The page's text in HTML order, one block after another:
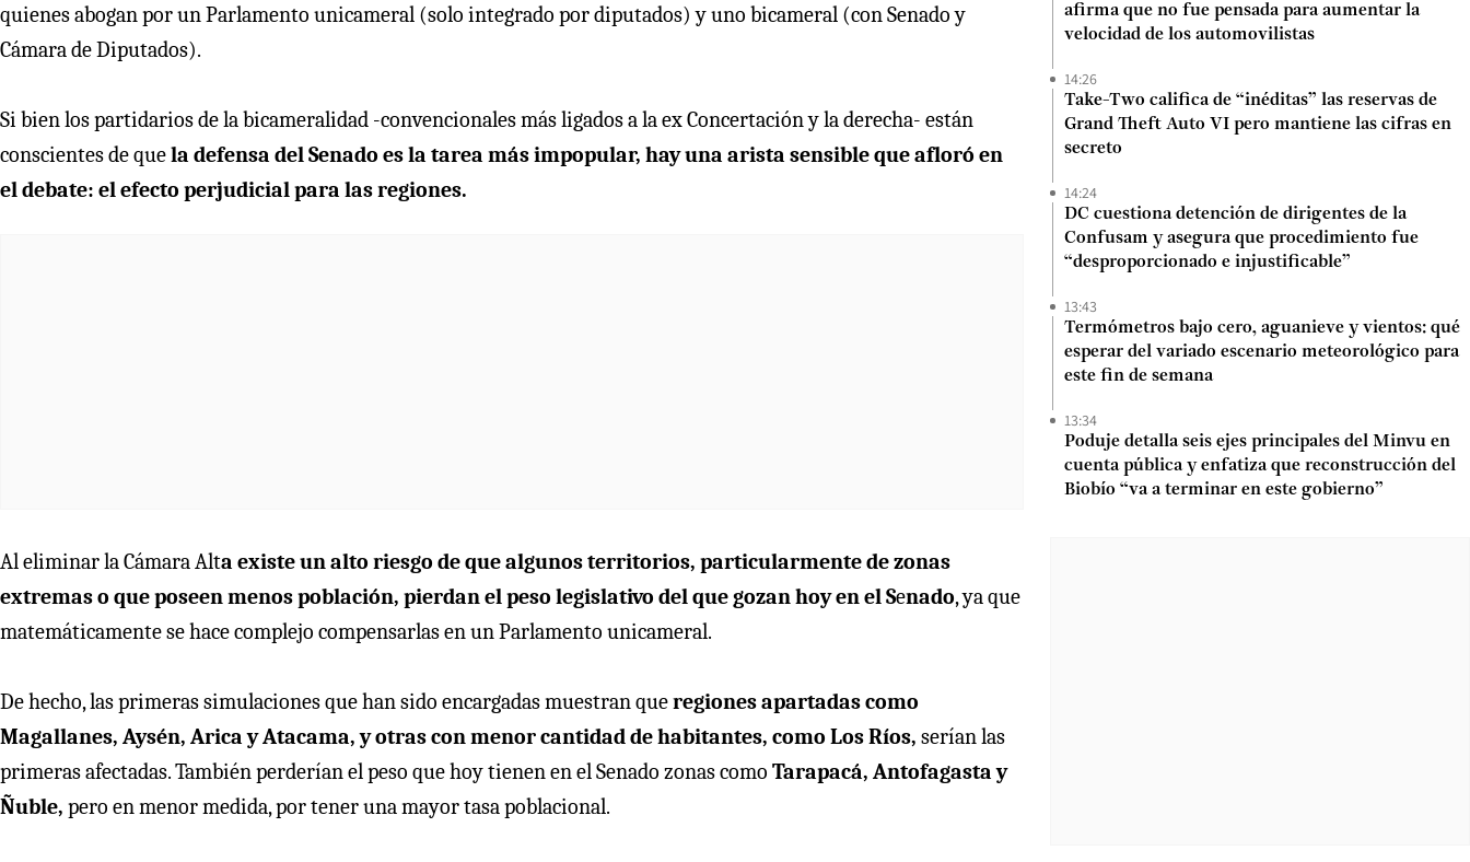
quienes abogan por un Parlamento unicameral (solo integrado por diputados) y uno bicameral (con Senado y
Cámara de Diputados).
Si bien los partidarios de la bicameralidad -convencionales más ligados a la ex Concertación y la derecha- están
conscientes de quela defensa del Senado es la tarea más impopular, hay una arista sensible que afloró en
el debate: el efecto perjudicial para las regiones.
Al eliminar la Cámara Alta existe un alto riesgo de que algunos territorios, particularmente de zonas
extremas o que poseen menos población, pierdan el peso legislativo del que gozan hoy en el Senado, ya que
matemáticamente se hace complejo compensarlas en un Parlamento unicameral.
De hecho, las primeras simulaciones que han sido encargadas muestran queregiones apartadas como
Magallanes, Aysén, Arica y Atacama, y otras con menor cantidad de habitantes, como Los Ríos, serían las
primeras afectadas. También perderían el peso que hoy tienen en el Senado zonas como Tarapacá, Antofagasta y
Ñuble, pero en menor medida, por tener una mayor tasa poblacional.
afirma que no fue pensada para aumentar la
velocidad de los automovilistas
14:26
Take-Two califica de “inéditas” las reservas de
Grand Theft Auto VI pero mantiene las cifras en
secreto
14:24
DC cuestiona detención de dirigentes de la
Confusam y asegura que procedimiento fue
“desproporcionado e injustificable”
13:43
Termómetros bajo cero, aguanieve y vientos: qué
esperar del variado escenario meteorológico para
este fin de semana
13:34
Poduje detalla seis ejes principales del Minvu en
cuenta pública y enfatiza que reconstrucción del
Biobío “va a terminar en este gobierno”